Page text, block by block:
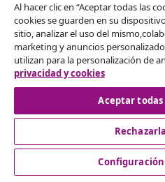
Desistir del contrato
Solicita la cancelación de tu
Desistir
Servicio al Cliente
Al hacer clic en “Aceptar todas las
cookies se guarden en su
sitio, analizar el uso del
marketing y anuncios
utilizan para la personalización de
privacidad y cookies
Aceptar todas